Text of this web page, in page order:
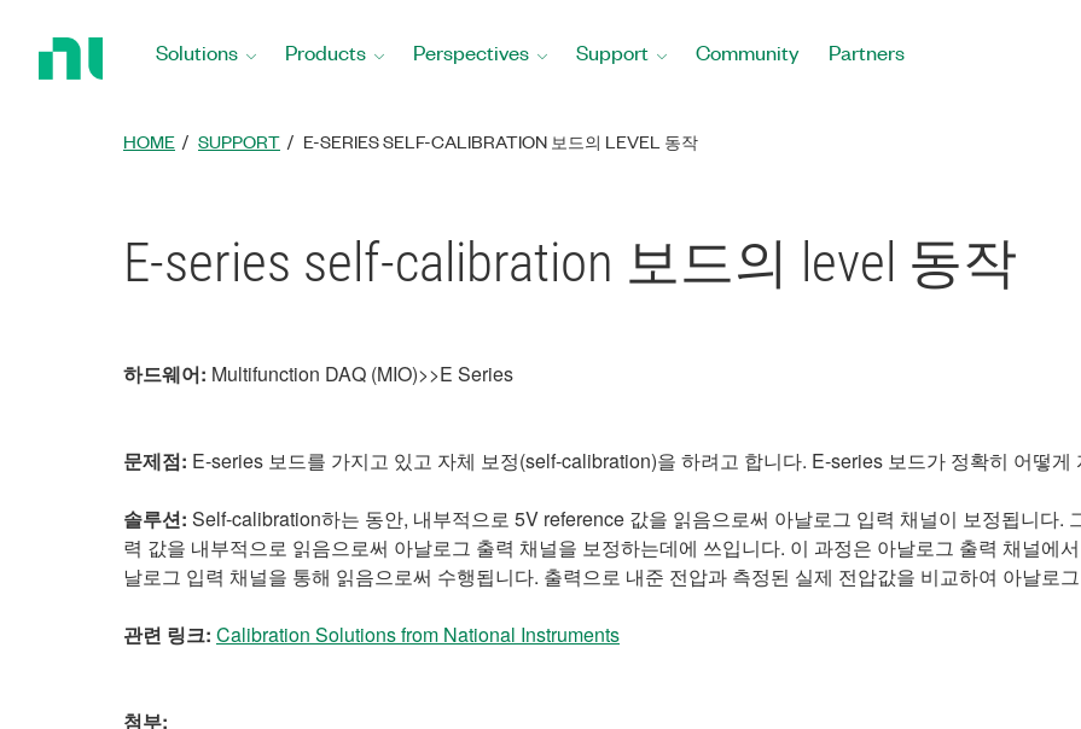
Solutions Products Perspectives Support Community Partners
HOME SUPPORT E-SERIES SELF-CALIBRATION 보드의 LEVEL 동작
E-series self-calibration 보드의 level 동작
하드웨어: Multifunction DAQ (MIO)>>E Series
문제점: E-series 보드를 가지고 있고 자체 보정(self-calibration)을 하려고 합니다. E-series 보드가 정확히 어떻게
솔루션: Self-calibration하는 동안, 내부적으로 5V reference 값을 읽음으로써 아날로그 입력 채널이 보정됩니다.
력 값을 내부적으로 읽음으로써 아날로그 출력 채널을 보정하는데에 쓰입니다. 이 과정은 아날로그 출력 채널에
날로그 입력 채널을 통해 읽음으로써 수행됩니다. 출력으로 내준 전압과 측정된 실제 전압값을 비교하여 아날로
관련 링크: Calibration Solutions from National Instruments
첨부: